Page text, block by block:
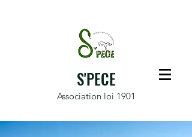
Association loi 1901
S'PECE